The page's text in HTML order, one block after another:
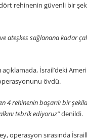
rehinenin güvenli bir
ateşkes sağlanana kadar
açıklamada, İsrail’deki
övdü.
4 rehinenin başarılı bir
tebrik ediyoruz”denildi.
operasyon sırasında